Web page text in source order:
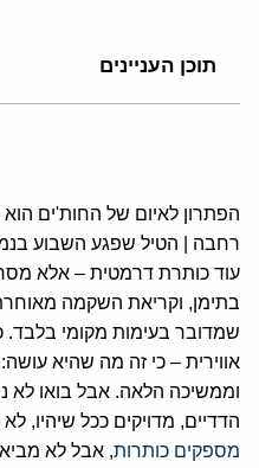
תוכן העניינים
הפתרון לאיום של החות'ים
רחבה | הטיל שפגע השבוע
עוד כותרת דרמטית – אלא
בתימן, וקריאת השקמה
שמדובר בעימות מקומי בלבד.
אווירית – כי זה מה שהיא
וממשיכה הלאה. אבל בואו לא
הדדיים, מדויקים ככל שיהיו,
מספקים כותרות, אבל לא